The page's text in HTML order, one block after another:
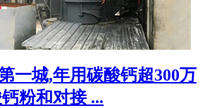
一城,年用碳酸钙超300万
粉和对接 ...